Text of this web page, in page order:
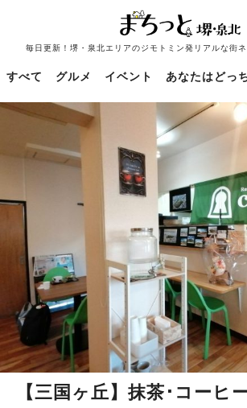
毎日更新！堺・泉北エリアのジモトミン発リアルな街
すべて グルメ イベント あなたはどっ
【三国ヶ丘】抹茶･コーヒ